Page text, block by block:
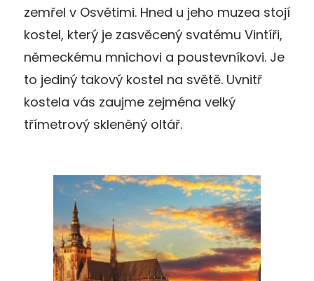
zemřel v Osvětimi. Hned u jeho muzea stojí
kostel, který je zasvěcený svatému Vintíři,
německému mnichovi a poustevníkovi. Je
to jediný takový kostel na světě. Uvnitř
kostela vás zaujme zejména velký
třímetrový skleněný oltář.